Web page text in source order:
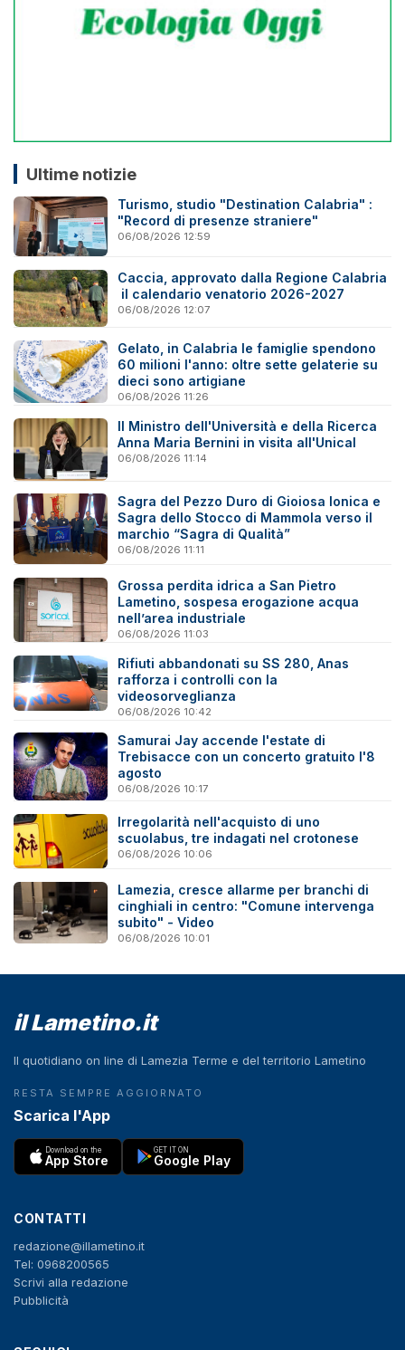
Ultime notizie
Turismo, studio "Destination Calabria" :
"Record di presenze straniere"
06/08/2026 12:59
Caccia, approvato dalla Regione Calabria
il calendario venatorio 2026-2027
06/08/2026 12:07
Gelato, in Calabria le famiglie spendono
60 milioni l'anno: oltre sette gelaterie su
dieci sono artigiane
06/08/2026 11:26
Il Ministro dell'Università e della Ricerca
Anna Maria Bernini in visita all'Unical
06/08/2026 11:14
Sagra del Pezzo Duro di Gioiosa Ionica e
Sagra dello Stocco di Mammola verso il
marchio “Sagra di Qualità”
06/08/2026 11:11
Grossa perdita idrica a San Pietro
Lametino, sospesa erogazione acqua
nell’area industriale
06/08/2026 11:03
Rifiuti abbandonati su SS 280, Anas
rafforza i controlli con la
videosorveglianza
06/08/2026 10:42
Samurai Jay accende l'estate di
Trebisacce con un concerto gratuito l'8
agosto
06/08/2026 10:17
Irregolarità nell'acquisto di uno
scuolabus, tre indagati nel crotonese
06/08/2026 10:06
Lamezia, cresce allarme per branchi di
cinghiali in centro: "Comune intervenga
subito" - Video
06/08/2026 10:01
il Lametino.it
Il quotidiano on line di Lamezia Terme e del territorio Lametino
RESTA SEMPRE AGGIORNATO
Scarica l'App
Download on the
App Store
GET IT ON
Google Play
CONTATTI
redazione@illametino.it
Tel: 0968200565
Scrivi alla redazione
Pubblicità